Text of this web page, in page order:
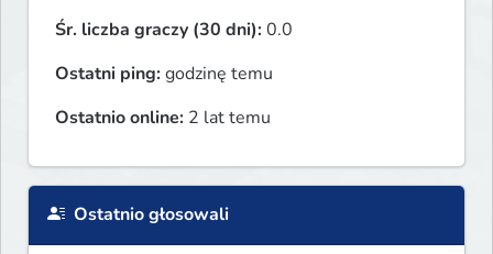
Śr. liczba graczy (30 dni):0.0
Ostatni ping:godzinę temu
Ostatnio online: 2 lat temu
Ostatnio głosowali